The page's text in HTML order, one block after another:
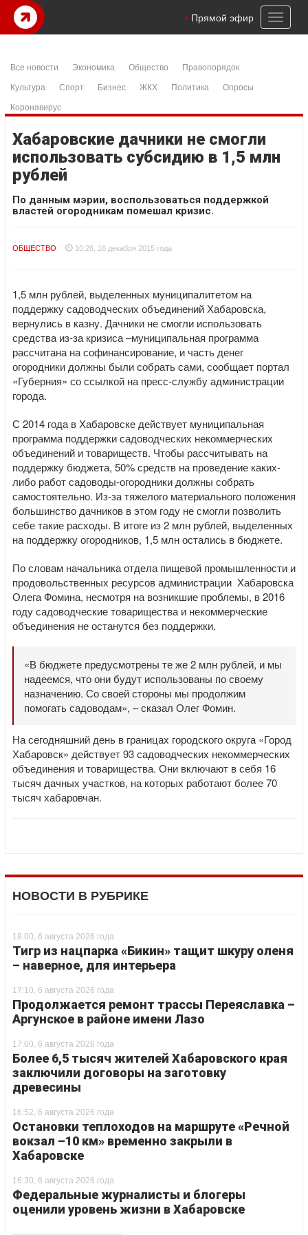
Toggle
Прямой эфир
Все новости Экономика Общество
Правопорядок
Культура
Спорт Бизнес ЖКХ Политика
Опросы
Коронавирус
Хабаровские дачники не смогли
использовать субсидию в 1,5 млн
рублей
По данным мэрии, воспользоваться поддержкой
властей огородникам помешал кризис.
ОБЩЕСТВО 10:26, 16 декабря 2015 года
1,5 млн рублей, выделенных муниципалитетом на
поддержку садоводческих объединений Хабаровска,
вернулись в казну. Дачники не смогли использовать
средства из-за кризиса –муниципальная программа
рассчитана на софинансирование, и часть денег
огородники должны были собрать сами, сообщает портал
«Губерния» со ссылкой на пресс-службу администрации
города.
С 2014 года в Хабаровске действует муниципальная
программа поддержки садоводческих некоммерческих
объединений и товариществ. Чтобы рассчитывать на
поддержку бюджета, 50% средств на проведение каких-
либо работ садоводы-огородники должны собрать
самостоятельно. Из-за тяжелого материального положения
большинство дачников в этом году не смогли позволить
себе такие расходы. В итоге из 2 млн рублей, выделенных
на поддержку огородников, 1,5 млн остались в бюджете.
По словам начальника отдела пищевой промышленности и
продовольственных ресурсов администрации Хабаровска
Олега Фомина, несмотря на возникшие проблемы, в 2016
году садоводческие товарищества и некоммерческие
объединения не останутся без поддержки.
«В бюджете предусмотрены те же 2 млн рублей, и мы
надеемся, что они будут использованы по своему
назначению. Со своей стороны мы продолжим
помогать садоводам», – сказал Олег Фомин.
На сегодняшний день в границах городского округа «Город
Хабаровск» действует 93 садоводческих некоммерческих
объединения и товарищества. Они включают в себя 16
тысяч дачных участков, на которых работают более 70
тысяч хабаровчан.
НОВОСТИ В РУБРИКЕ
18:00, 6 августа 2026 года
Тигр из нацпарка «Бикин» тащит шкуру оленя
– наверное, для интерьера
17:10, 6 августа 2026 года
Продолжается ремонт трассы Переяславка –
Аргунское в районе имени Лазо
17:00, 6 августа 2026 года
Более 6,5 тысяч жителей Хабаровского края
заключили договоры на заготовку
древесины
16:52, 6 августа 2026 года
Остановки теплоходов на маршруте «Речной
вокзал –10 км» временно закрыли в
Хабаровске
16:30, 6 августа 2026 года
Федеральные журналисты и блогеры
оценили уровень жизни в Хабаровске